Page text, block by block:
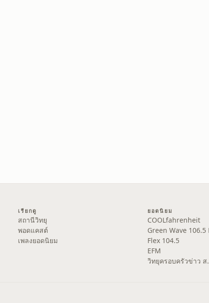
เรียกดู
สถานีวิทยุ
พอดแคสต์
เพลงยอดนิยม
ยอดนิยม
COOLfahrenheit
Green Wave 106.5
Flex 104.5
EFM
วิทยุครอบครัวข่าว ส